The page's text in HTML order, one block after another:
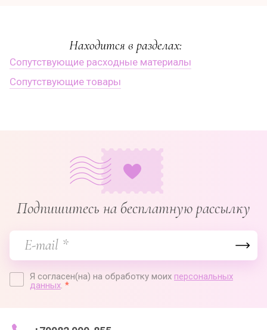
Находится в разделах:
Сопутствующие расходные материалы
Сопутствующие товары
Подпишитесь на бесплатную рассылку
Я согласен(на) на обработку моих персональных
данных. *